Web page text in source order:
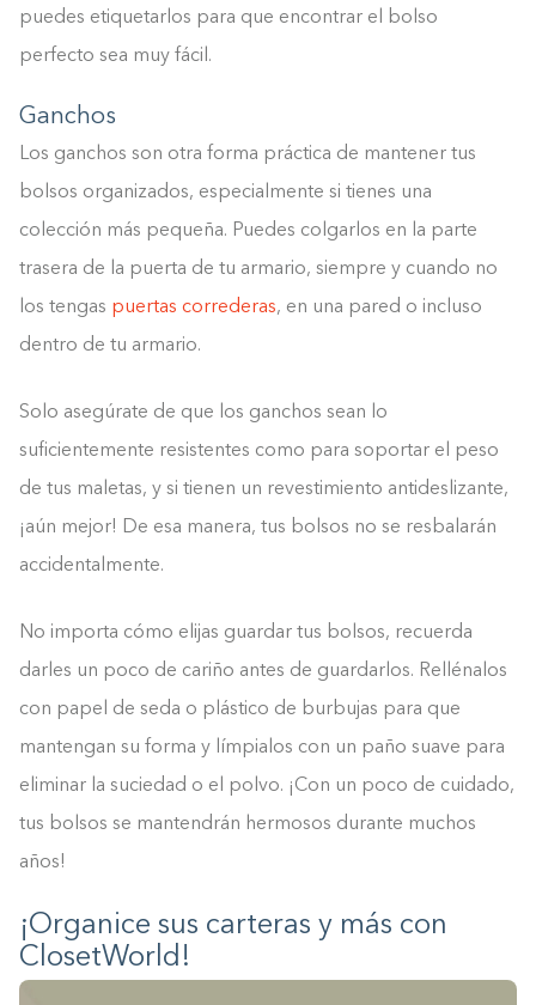
puedes etiquetarlos para que encontrar el bolso
perfecto sea muy fácil.
Ganchos
Los ganchos son otra forma práctica de mantener tus
bolsos organizados, especialmente si tienes una
colección más pequeña. Puedes colgarlos en la parte
trasera de la puerta de tu armario, siempre y cuando no
los tengas puertas correderas, en una pared o incluso
dentro de tu armario.
Solo asegúrate de que los ganchos sean lo
suficientemente resistentes como para soportar el peso
de tus maletas, y si tienen un revestimiento antideslizante,
¡aún mejor! De esa manera, tus bolsos no se resbalarán
accidentalmente.
No importa cómo elijas guardar tus bolsos, recuerda
darles un poco de cariño antes de guardarlos. Rellénalos
con papel de seda o plástico de burbujas para que
mantengan su forma y límpialos con un paño suave para
eliminar la suciedad o el polvo. ¡Con un poco de cuidado,
tus bolsos se mantendrán hermosos durante muchos
años!
¡Organice sus carteras y más con
ClosetWorld!